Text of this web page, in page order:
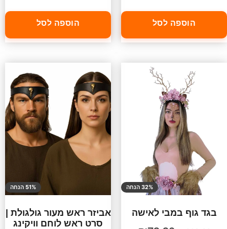
הוספה לסל הוספה לסל
32% הנחה
בגד גוף במבי לאישה
51% הנחה
אביזר ראש מעור גולגולת |
סרט ראש לוחם וויקינג